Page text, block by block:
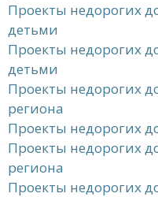
Проекты недорогих
детьми
Проекты недорогих
детьми
Проекты недорогих
региона
Проекты недорогих
Проекты недорогих
региона
Проекты недорогих